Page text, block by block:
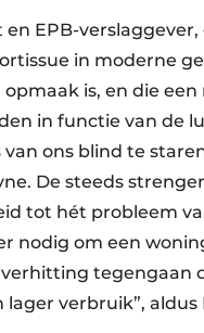
EPB-
in moderne
is, en die
in functie van de
ons blind te
De steeds
tot hét probleem
nodig om een
tegengaan
verbruik”, aldus